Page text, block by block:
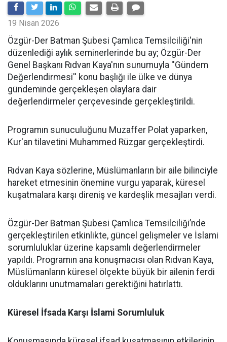
19 Nisan 2026
​Özgür-Der Batman Şubesi Çamlıca Temsilciliği'nin
düzenlediği aylık seminerlerinde bu ay; Özgür-Der
Genel Başkanı Rıdvan Kaya'nın sunumuyla ''Gündem
Değerlendirmesi'' konu başlığı ile ülke ve dünya
gündeminde gerçekleşen olaylara dair
değerlendirmeler çerçevesinde gerçekleştirildi.
Programın sunuculuğunu Muzaffer Polat yaparken,
Kur'an tilavetini Muhammed Rüzgar gerçekleştirdi.
Rıdvan Kaya sözlerine, Müslümanların bir aile bilinciyle
hareket etmesinin önemine vurgu yaparak, küresel
kuşatmalara karşı direniş ve kardeşlik mesajları verdi.
Özgür-Der Batman Şubesi Çamlıca Temsilciliği’nde
gerçekleştirilen etkinlikte, güncel gelişmeler ve İslami
sorumluluklar üzerine kapsamlı değerlendirmeler
yapıldı. Programın ana konuşmacısı olan Rıdvan Kaya,
Müslümanların küresel ölçekte büyük bir ailenin ferdi
olduklarını unutmamaları gerektiğini hatırlattı.
Küresel İfsada Karşı İslami Sorumluluk